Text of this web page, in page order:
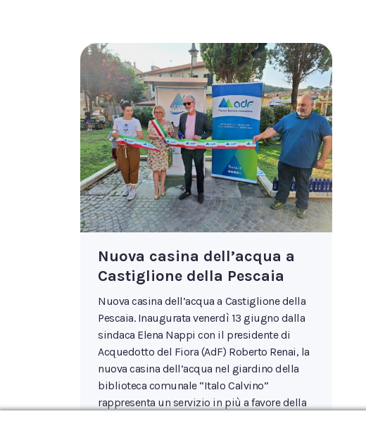
Nuova casina dell’acqua a
Castiglione della Pescaia
Nuova casina dell’acqua a Castiglione della
Pescaia. Inaugurata venerdì 13 giugno dalla
sindaca Elena Nappi con il presidente di
Acquedotto del Fiora (AdF) Roberto Renai, la
nuova casina dell’acqua nel giardino della
biblioteca comunale “Italo Calvino”
rappresenta un servizio in più a favore della